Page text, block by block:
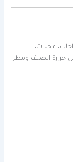
محلات،
حرارة الصيف ومطر